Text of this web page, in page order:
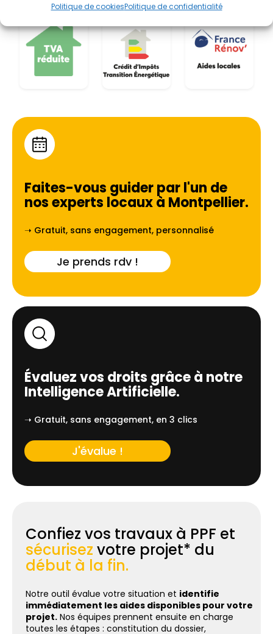
Politique de cookiesPolitique de confidentialité
Faites-vous guider par l'un de
nos experts locaux à Montpellier.
➝ Gratuit, sans engagement, personnalisé
Je prends rdv !
Évaluez vos droits grâce à notre
Intelligence Artificielle.
➝ Gratuit, sans engagement, en 3 clics
J'évalue !
Confiez vos travaux à PPF et
sécurisez votre projet* du
début à la fin.
Notre outil évalue votre situation et identifie
immédiatement les aides disponibles pour votre
projet. Nos équipes prennent ensuite en charge
toutes les étapes : constitution du dossier,